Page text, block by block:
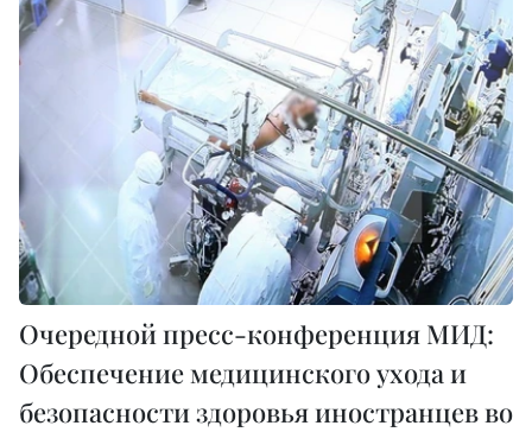
Очередной пресс-конференция МИД:
Обеспечение медицинского ухода и
безопасности здоровья иностранцев во